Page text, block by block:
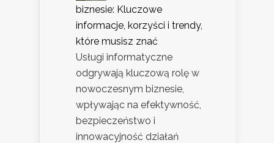
biznesie: Kluczowe
informacje, korzyści i trendy,
które musisz znać
Usługi informatyczne
odgrywają kluczową rolę w
nowoczesnym biznesie,
wpływając na efektywność,
bezpieczeństwo i
innowacyjność działań